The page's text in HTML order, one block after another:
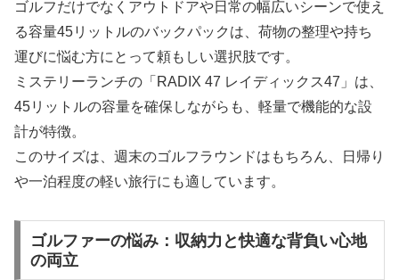
ゴルフだけでなくアウトドアや日常の幅広いシーンで使え
る容量45リットルのバックパックは、荷物の整理や持ち
運びに悩む方にとって頼もしい選択肢です。
ミステリーランチの「RADIX 47 レイディックス47」は、
45リットルの容量を確保しながらも、軽量で機能的な設
計が特徴。
このサイズは、週末のゴルフラウンドはもちろん、日帰り
や一泊程度の軽い旅行にも適しています。
ゴルファーの悩み：収納力と快適な背負い心地
の両立